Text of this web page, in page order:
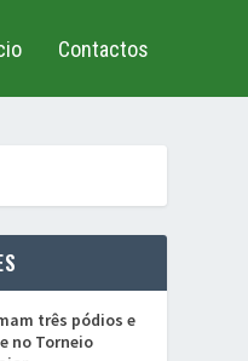
Contactos
três pódios e
no Torneio